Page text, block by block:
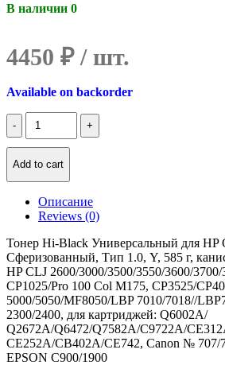
В наличии 0
4450 ₽
Available on backorder
Количество
Тонер
Hi-
Black
CLJ
Сферизованный,
Тип
1.0,
Y,
585
г,
канистра
Add to cart
Описание
Reviews (0)
Тонер Hi-Black Универсальный для HP
Сферизованный, Тип 1.0, Y, 585 г,
HP CLJ 2600/3000/3500/3550/3600/3700/
CP1025/Pro 100 Col M175, CP3525/
5000/5050/MF8050/LBP 7010/7018//
2300/2400, для картриджей: Q6002A/
Q2672A/Q6472/Q7582A/C9722A/
CE252A/CB402A/CE742, Canon №
EPSON C900/1900